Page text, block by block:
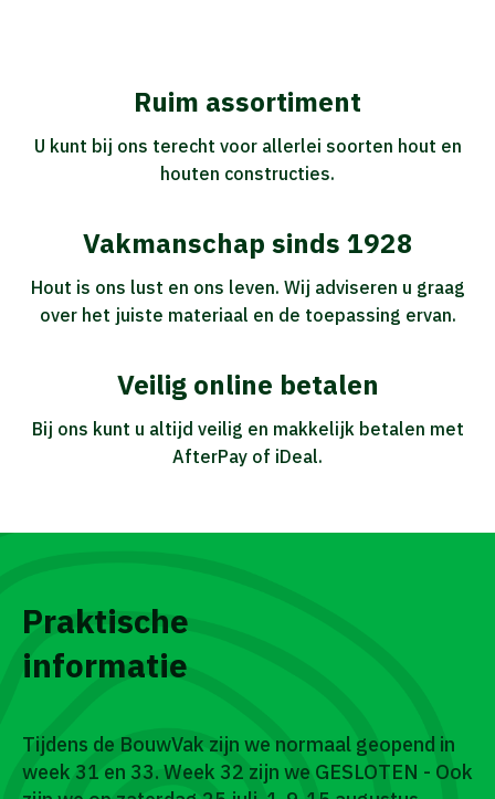
Ruim assortiment
U kunt bij ons terecht voor allerlei soorten hout en
houten constructies.
Vakmanschap sinds 1928
Hout is ons lust en ons leven. Wij adviseren u graag
over het juiste materiaal en de toepassing ervan.
Veilig online betalen
Bij ons kunt u altijd veilig en makkelijk betalen met
AfterPay of iDeal.
Praktische
informatie
Tijdens de BouwVak zijn we normaal geopend in
week 31 en 33. Week 32 zijn we GESLOTEN - Ook